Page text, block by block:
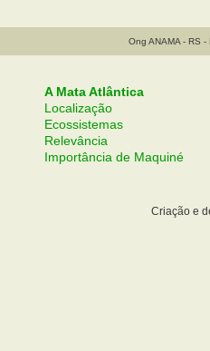
Ong ANAMA - RS
A Mata Atlântica
Localização
Ecossistemas
Relevância
Importância de Maquiné
Criação e